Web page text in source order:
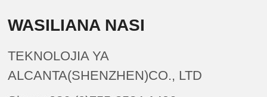
WASILIANA NASI
TEKNOLOJIA YA
ALCANTA(SHENZHEN)CO., LTD